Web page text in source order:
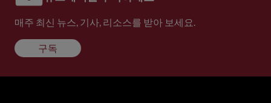
매주 최신 뉴스, 기사, 리소스를 받아 보세요.
구독